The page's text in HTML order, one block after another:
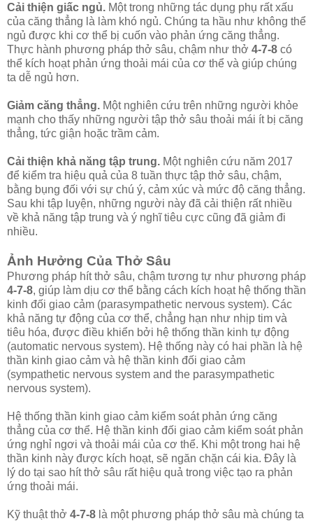
Cải thiện giấc ngủ. Một trong những tác dụng phụ rất xấu
của căng thẳng là làm khó ngủ. Chúng ta hầu như không thể
ngủ được khi cơ thể bị cuốn vào phản ứng căng thẳng.
Thực hành phương pháp thở sâu, chậm như thở 4-7-8 có
thể kích hoạt phản ứng thoải mái của cơ thể và giúp chúng
ta dễ ngủ hơn.
Giảm căng thẳng. Một nghiên cứu trên những người khỏe
mạnh cho thấy những người tập thở sâu thoải mái ít bị căng
thẳng, tức giận hoặc trầm cảm.
Cải thiện khả năng tập trung. Một nghiên cứu năm 2017
để kiểm tra hiệu quả của 8 tuần thực tập thở sâu, chậm,
bằng bụng đối với sự chú ý, cảm xúc và mức độ căng thẳng.
Sau khi tập luyện, những người này đã cải thiện rất nhiều
về khả năng tập trung và ý nghĩ tiêu cực cũng đã giảm đi
nhiều.
Ảnh Hưởng Của Thở Sâu
Phương pháp hít thở sâu, chậm tương tự như phương pháp
4-7-8, giúp làm dịu cơ thể bằng cách kích hoạt hệ thống thần
kinh đối giao cảm (parasympathetic nervous system). Các
khả năng tự động của cơ thể, chẳng hạn như nhịp tim và
tiêu hóa, được điều khiển bởi hệ thống thần kinh tự động
(automatic nervous system). Hệ thống này có hai phần là hệ
thần kinh giao cảm và hệ thần kinh đối giao cảm
(sympathetic nervous system and the parasympathetic
nervous system).
Hệ thống thần kinh giao cảm kiểm soát phản ứng căng
thẳng của cơ thể. Hệ thần kinh đối giao cảm kiểm soát phản
ứng nghỉ ngơi và thoải mái của cơ thể. Khi một trong hai hệ
thần kinh này được kích hoạt, sẽ ngăn chặn cái kia. Đây là
lý do tại sao hít thở sâu rất hiệu quả trong việc tạo ra phản
ứng thoải mái.
Kỹ thuật thở 4-7-8 là một phương pháp thở sâu mà chúng ta